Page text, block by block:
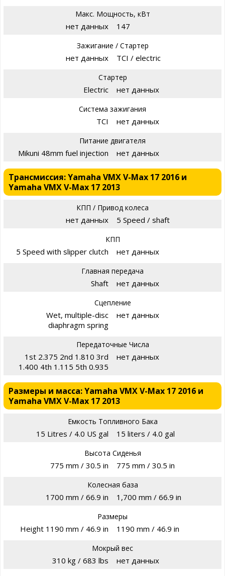
Макс. Мощность, кВт
нет данных 147
Зажигание / Стартер
нет данных TCI / electric
Стартер
Electric нет данных
Система зажигания
TCI нет данных
Питание двигателя
Mikuni 48mm fuel injection нет данных
Трансмиссия: Yamaha VMX V-Max 17 2016 и
Yamaha VMX V-Max 17 2013
КПП / Привод колеса
нет данных 5 Speed / shaft
КПП
5 Speed with slipper clutch нет данных
Главная передача
Shaft нет данных
Сцепление
Wet, multiple-disc
diaphragm spring
нет данных
Передаточные Числа
1st 2.375 2nd 1.810 3rd
1.400 4th 1.115 5th 0.935
нет данных
Размеры и масса: Yamaha VMX V-Max 17 2016 и
Yamaha VMX V-Max 17 2013
Емкость Топливного Бака
15 Litres / 4.0 US gal 15 liters / 4.0 gal
Высота Сиденья
775 mm / 30.5 in 775 mm / 30.5 in
Колесная база
1700 mm / 66.9 in 1,700 mm / 66.9 in
Размеры
Height 1190 mm / 46.9 in 1190 mm / 46.9 in
Мокрый вес
310 kg / 683 lbs нет данных